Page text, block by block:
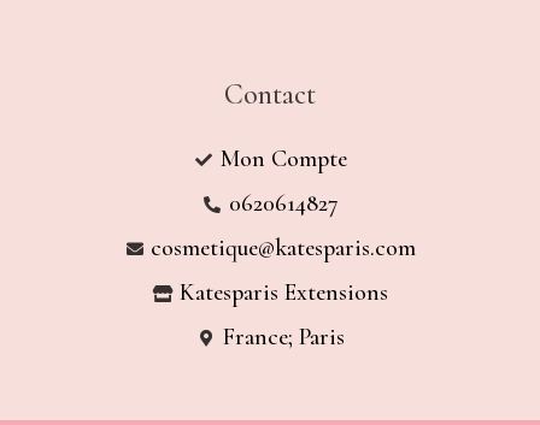
Contact
Mon Compte
0620614827
cosmetique@katesparis.com
Katesparis Extensions
France; Paris